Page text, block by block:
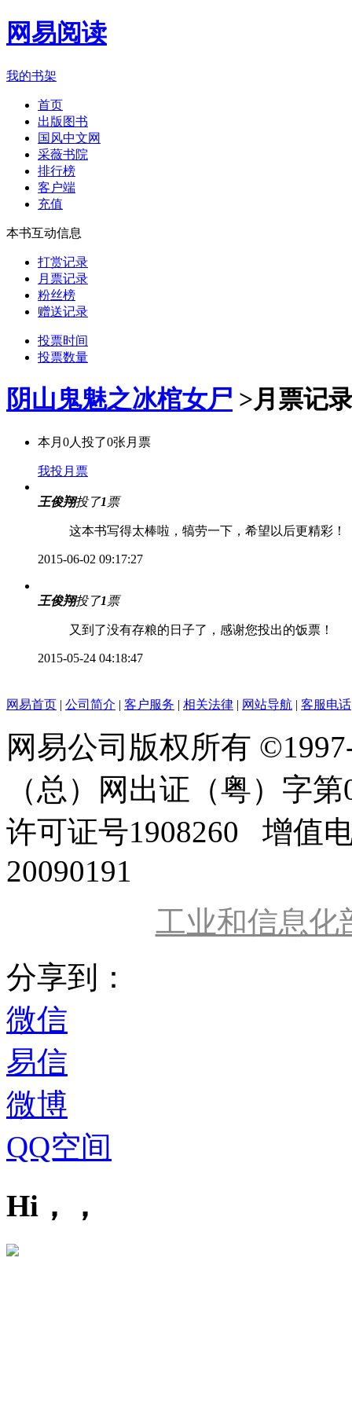
网易阅读
我的书架
首页
出版图书
国风中文网
采薇书院
排行榜
客户端
充值
本书互动信息
打赏记录
月票记录
粉丝榜
赠送记录
投票时间
投票数量
阴山鬼魅之冰棺女尸 >月票记
本月 0人投了0张月票
我投月票
王俊翔投了1票
这本书写得太棒啦，犒劳一下，希望以后更精彩！
2015-06-02 09:17:27
王俊翔投了1票
又到了没有存粮的日子了，感谢您投出的饭票！
2015-05-24 04:18:47
网易首页 | 公司简介 | 客户服务 | 相关法律 | 网站导航 | 客服电话
网易公司版权所有
（总）网出证（粤）字
许可证号1908260 增值
20090191
工业和信息化
分享到：
微信
易信
微博
QQ空间
Hi，，